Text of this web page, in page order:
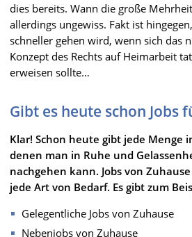
dies bereits. Wann die große
allerdings ungewiss. Fakt ist
schneller gehen wird, wenn sich das
Konzept des Rechts auf Heimarbeit
erweisen sollte…
Gibt es heute schon Jobs
Klar! Schon heute gibt jede Menge
denen man in Ruhe und
nachgehen kann. Jobs von
jede Art von Bedarf. Es gibt zum
Gelegentliche Jobs von Zuhause
Nebenjobs von Zuhause